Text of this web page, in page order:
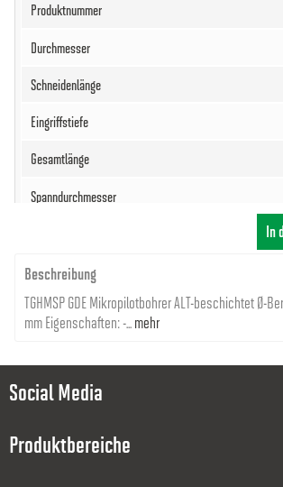
In
Beschreibung
TGHMSP GDE Mikropilotbohrer ALT-beschichtet Ø-
mm Eigenschaften: -...mehr
Social Media
Produktbereiche